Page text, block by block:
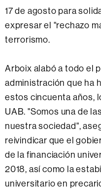
17 de agosto para
expresar el "rechazo
terrorismo.
Arboix alabó a todo el
administración que ha
estos cincuenta años,
UAB. "Somos una de
nuestra sociedad",
reivindicar que el
de la financiación
2018, así como la
universitario en